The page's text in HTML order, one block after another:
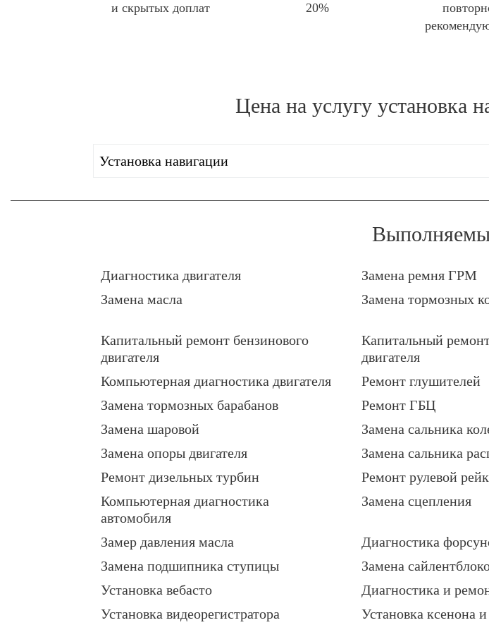
и скрытых доплат
20%
Цена на услугу установка
Установка навигации
Диагностика двигателя Замена ремня ГРМ
Замена масла
Замена тормозных
Капитальный ремонт бензинового
двигателя
Капитальный
двигателя
Компьютерная диагностика двигателя Ремонт глушителей
Замена тормозных барабанов
Ремонт ГБЦ
Замена шаровой
Замена сальника
Замена опоры двигателя
Замена сальника
Ремонт дизельных турбин
Ремонт рулевой
Компьютерная диагностика
автомобиля
Замена сцепления
Замер давления масла Диагностика
Замена подшипника ступицы
Замена
Установка вебасто
Диагностика и
Установка видеорегистратора
Установка ксенона